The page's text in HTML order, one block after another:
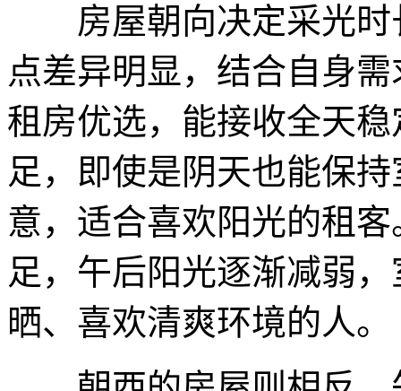
房屋朝向决定采光时
点差异明显，结合自身
租房优选，能接收全天
足，即使是阴天也能保
意，适合喜欢阳光的租
足，午后阳光逐渐减弱
晒、喜欢清爽环境的人。